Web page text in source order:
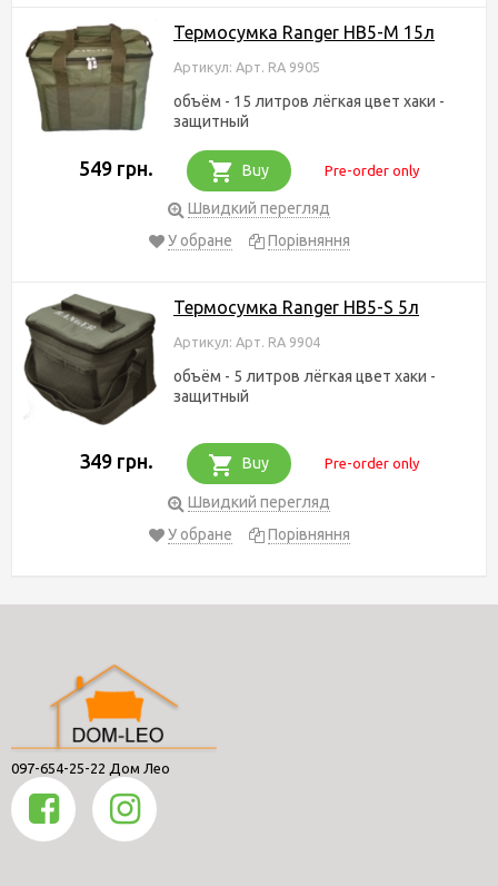
Термосумка Ranger HB5-M 15л
Артикул: Арт. RA 9905
объём - 15 литров лёгкая цвет хаки -
защитный
549 грн. Buy Pre-order only
Швидкий перегляд
У обране
Порівняння
Термосумка Ranger HB5-S 5л
Артикул: Арт. RA 9904
объём - 5 литров лёгкая цвет хаки -
защитный
349 грн. Buy Pre-order only
Швидкий перегляд
У обране
Порівняння
097-654-25-22 Дом Лео